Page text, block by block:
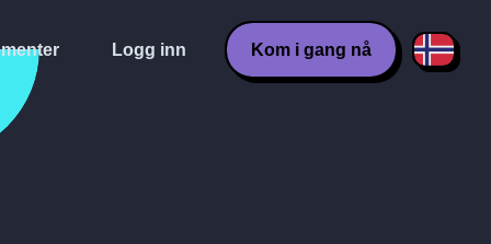
Logg inn Kom i gang nå